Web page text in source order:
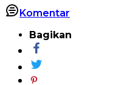
Komentar
Bagikan